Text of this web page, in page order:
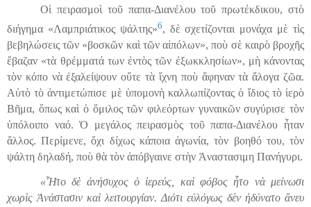
Οἱ πειρασμοὶ τοῦ παπα-Διανέλου τοῦ πρωτέκδικου, στὸ
διήγημα «Λαμπριάτικος ψάλτης»6, δὲ σχετίζονται μονάχα μὲ τὶς
βεβηλώσεις τῶν «βοσκῶν καὶ τῶν αἰπόλων», ποὺ σὲ καιρὸ βροχῆς
ἔβαζαν «τὰ θρέμματά των ἐντὸς τῶν ἐξωκκλησίων», μὴ κάνοντας
τὸν κόπο νὰ ἐξαλείψουν οὔτε τὰ ἴχνη ποὺ ἄφηναν τὰ ἄλογα ζῶα.
Αὐτὸ τὸ ἀντιμετώπισε μὲ ὑπομονὴ καλλωπίζοντας ὁ ἴδιος τὸ ἱερὸ
Βῆμα, ὅπως καὶ ὁ ὅμιλος τῶν φιλεόρτων γυναικῶν συγύρισε τὸν
ὑπόλοιπο ναό. Ὁ μεγάλος πειρασμὸς τοῦ παπα-Διανέλου ἦταν
ἄλλος. Περίμενε, ὄχι δίχως κάποια ἀγωνία, τὸν βοηθό του, τὸν
ψάλτη δηλαδή, ποὺ θὰ τὸν ἀπόβγαινε στὴν Ἀναστασιμη Πανήγυρι.
«Ἦτο δὲ ἀνήσυχος ὁ ἱερεύς, καὶ φόβος ἦτο νὰ μείνωσι
χωρὶς Ἀνάστασιν καὶ λειτουργίαν. Διότι εὐλόγως δὲν ἠδύνατο ἄνευ